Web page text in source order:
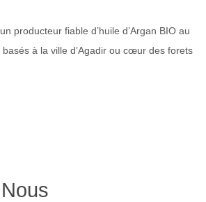
producteur fiable d’huile d’Argan BIO au
à la ville d’Agadir ou cœur des forets